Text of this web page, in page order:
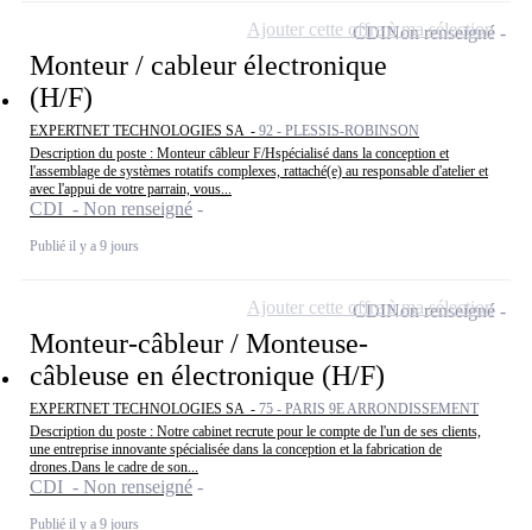
Monteur / cableur électronique
(H/F)
EXPERTNET TECHNOLOGIES SA - 92 - PLESSIS-ROBINSON
Description du poste : Monteur câbleur F/Hspécialisé dans la conception et
l'assemblage de systèmes rotatifs complexes, rattaché(e) au responsable d'atelier et
avec l'appui de votre parrain, vous...
CDI - Non renseigné
Publié il y a 9 jours
CDINon renseigné
Ajouter cette offre à ma sélection
Monteur-câbleur / Monteuse-
câbleuse en électronique (H/F)
EXPERTNET TECHNOLOGIES SA - 75 - PARIS 9E ARRONDISSEMENT
Description du poste : Notre cabinet recrute pour le compte de l'un de ses clients,
une entreprise innovante spécialisée dans la conception et la fabrication de
drones.Dans le cadre de son...
CDI - Non renseigné
Publié il y a 9 jours
CDINon renseigné
Ajouter cette offre à ma sélection